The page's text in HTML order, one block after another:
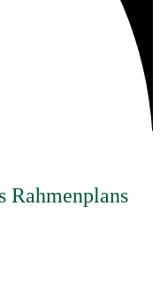
Rahmenplans